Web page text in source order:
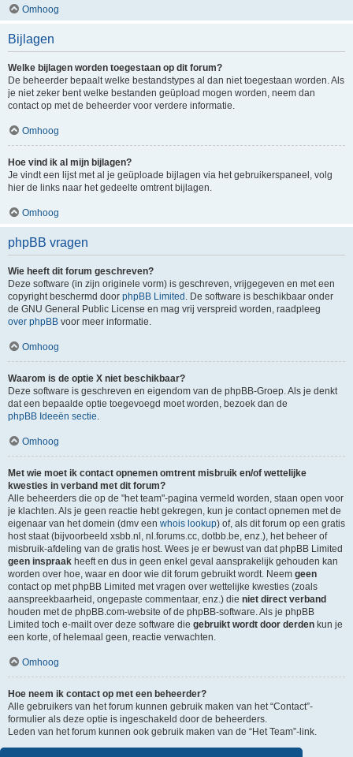
Omhoog
Bijlagen
Welke bijlagen worden toegestaan op dit forum?
De beheerder bepaalt welke bestandstypes al dan niet toegestaan worden. Als
je niet zeker bent welke bestanden geüpload mogen worden, neem dan
contact op met de beheerder voor verdere informatie.
Omhoog
Hoe vind ik al mijn bijlagen?
Je vindt een lijst met al je geüploade bijlagen via het gebruikerspaneel, volg
hier de links naar het gedeelte omtrent bijlagen.
Omhoog
phpBB vragen
Wie heeft dit forum geschreven?
Deze software (in zijn originele vorm) is geschreven, vrijgegeven en met een
copyright beschermd door phpBB Limited . De software is beschikbaar onder
de GNU General Public License en mag vrij verspreid worden, raadpleeg
over phpBB voor meer informatie.
Omhoog
Waarom is de optie X niet beschikbaar?
Deze software is geschreven en eigendom van de phpBB-Groep. Als je denkt
dat een bepaalde optie toegevoegd moet worden, bezoek dan de
phpBB Ideeën sectie.
Omhoog
Met wie moet ik contact opnemen omtrent misbruik en/of wettelijke
kwesties in verband met dit forum?
Alle beheerders die op de "het team"-pagina vermeld worden, staan open voor
je klachten. Als je geen reactie hebt gekregen, kun je contact opnemen met de
eigenaar van het domein (dmv een whois lookup) of, als dit forum op een gratis
host staat (bijvoorbeeld xsbb.nl, nl.forums.cc, dotbb.be, enz.), het beheer of
misbruik-afdeling van de gratis host. Wees je er bewust van dat phpBB Limited
geen inspraak heeft en dus in geen enkel geval aansprakelijk gehouden kan
worden over hoe, waar en door wie dit forum gebruikt wordt. Neem geen
contact op met phpBB Limited met vragen over wettelijke kwesties (zoals
aanspreekbaarheid, ongepaste commentaar, enz.) die niet direct verband
houden met de phpBB.com-website of de phpBB-software. Als je phpBB
Limited toch e-mailt over deze software die gebruikt wordt door derden kun je
een korte, of helemaal geen, reactie verwachten.
Omhoog
Hoe neem ik contact op met een beheerder?
Alle gebruikers van het forum kunnen gebruik maken van het “Contact”-
formulier als deze optie is ingeschakeld door de beheerders.
Leden van het forum kunnen ook gebruik maken van de “Het Team”-link.